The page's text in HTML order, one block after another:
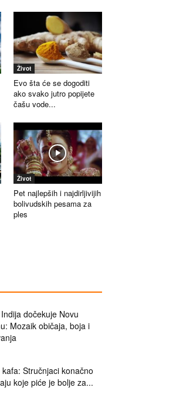
Život
Evo šta će se dogoditi
ako svako jutro popijete
čašu vode...
Život
Pet najlepših i najdirljivijih
bolivudskih pesama za
ples
dočekuje Novu
Mozaik običaja, boja i
kafa: Stručnjaci konačno
koje piće je bolje za...